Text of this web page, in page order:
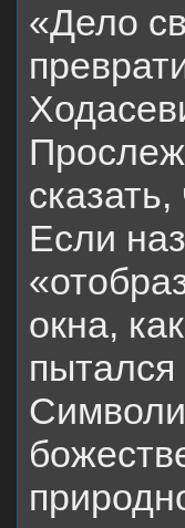
«Дело
Если
окна,
пытался